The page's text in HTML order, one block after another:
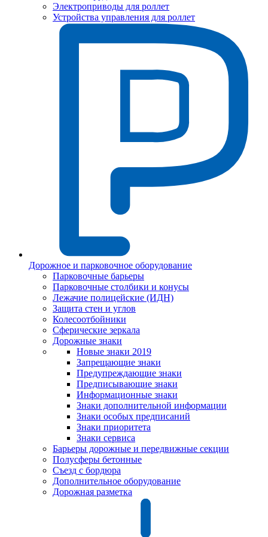
Электроприводы для роллет
Устройства управления для роллет
Дорожное и парковочное оборудование
Парковочные барьеры
Парковочные столбики и конусы
Лежачие полицейские (ИДН)
Защита стен и углов
Колесоотбойники
Сферические зеркала
Дорожные знаки
Новые знаки 2019
Запрещающие знаки
Предупреждающие знаки
Предписывающие знаки
Информационные знаки
Знаки дополнительной информации
Знаки особых предписаний
Знаки приоритета
Знаки сервиса
Барьеры дорожные и передвижные секции
Полусферы бетонные
Съезд с бордюра
Дополнительное оборудование
Дорожная разметка